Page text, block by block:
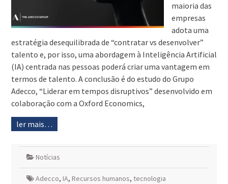
maioria das
empresas
adota uma
estratégia desequilibrada de “contratar vs desenvolver”
talento e, por isso, uma abordagem à Inteligência Artificial
(IA) centrada nas pessoas poderá criar uma vantagem em
termos de talento. A conclusão é do estudo do Grupo
Adecco, “Liderar em tempos disruptivos” desenvolvido em
colaboração com a Oxford Economics,
ler mais…
Notícias
Adecco, IA, Recursos humanos, tecnologia